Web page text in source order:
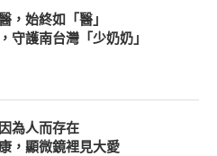
，始終如「醫」
守護南台灣「少奶奶」
為人而存在
，顯微鏡裡見大愛